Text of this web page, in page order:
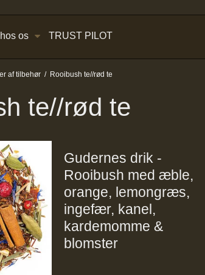
os TRUST PILOT
af tilbehør / Rooibush te//rød te
te//rød te
Gudernes drik -
Rooibush med æble,
orange, lemongræs,
ingefær, kanel,
kardemomme &
blomster